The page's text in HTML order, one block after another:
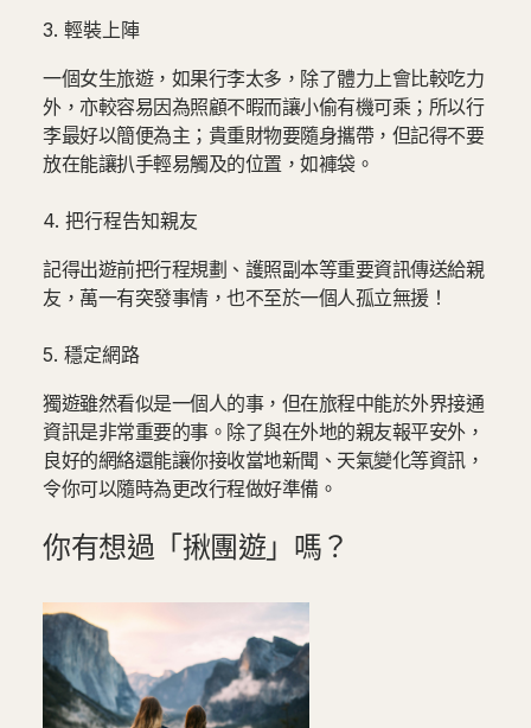
3. 輕裝上陣
一個女生旅遊，如果行李太多，除了體力上會比較吃力
外，亦較容易因為照顧不暇而讓小偷有機可乘；所以行
李最好以簡便為主；貴重財物要隨身攜帶，但記得不要
放在能讓扒手輕易觸及的位置，如褲袋。
4. 把行程告知親友
記得出遊前把行程規劃、護照副本等重要資訊傳送給親
友，萬一有突發事情，也不至於一個人孤立無援！
5. 穩定網路
獨遊雖然看似是一個人的事，但在旅程中能於外界接通
資訊是非常重要的事。除了與在外地的親友報平安外，
良好的網絡還能讓你接收當地新聞、天氣變化等資訊，
令你可以隨時為更改行程做好準備。
你有想過「揪團遊」嗎？